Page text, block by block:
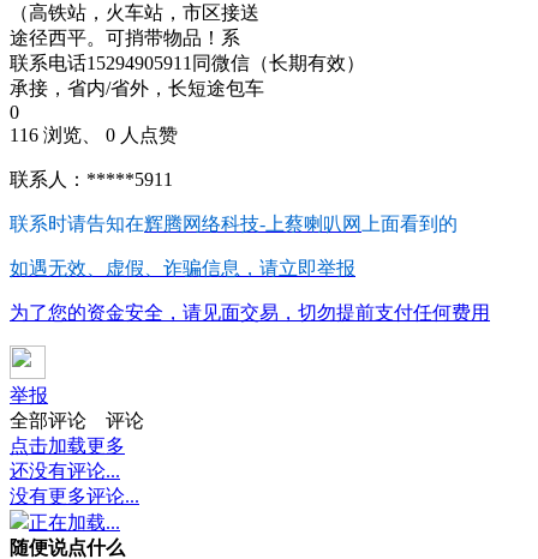
（高铁站，火车站，市区接送
途径西平。可捎带物品！系
联系电话15294905911同微信（长期有效）
承接，省内/省外，长短途包车
0
116 浏览、 0 人点赞
联系人：*****5911
联系时请告知在辉腾网络科技-上蔡喇叭网 上面看到的
如遇无效、虚假、诈骗信息，请立即举报
为了您的资金安全，请见面交易，切勿提前支付任何费用
举报
全部评论
评论
点击加载更多
还没有评论...
没有更多评论...
正在加载...
随便说点什么